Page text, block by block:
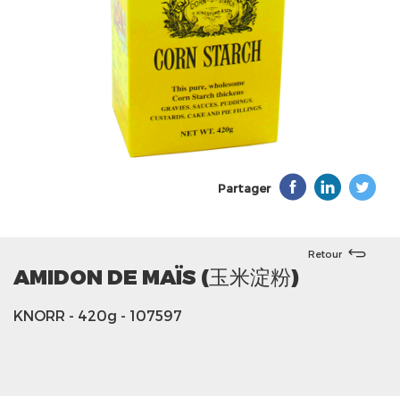
Partager
Retour
AMIDON DE MAÏS (玉米淀粉)
KNORR - 420g - 107597